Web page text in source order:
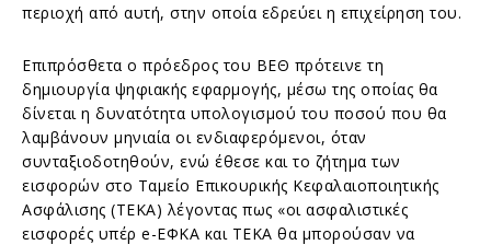
περιοχή από αυτή, στην οποία εδρεύει η επιχείρηση του.
Επιπρόσθετα ο πρόεδρος του ΒΕΘ πρότεινε τη
δημιουργία ψηφιακής εφαρμογής, μέσω της οποίας θα
δίνεται η δυνατότητα υπολογισμού του ποσού που θα
λαμβάνουν μηνιαία οι ενδιαφερόμενοι, όταν
συνταξιοδοτηθούν, ενώ έθεσε και το ζήτημα των
εισφορών στο Ταμείο Επικουρικής Κεφαλαιοποιητικής
Ασφάλισης (ΤΕΚΑ) λέγοντας πως «οι ασφαλιστικές
εισφορές υπέρ e-ΕΦΚΑ και ΤΕΚΑ θα μπορούσαν να